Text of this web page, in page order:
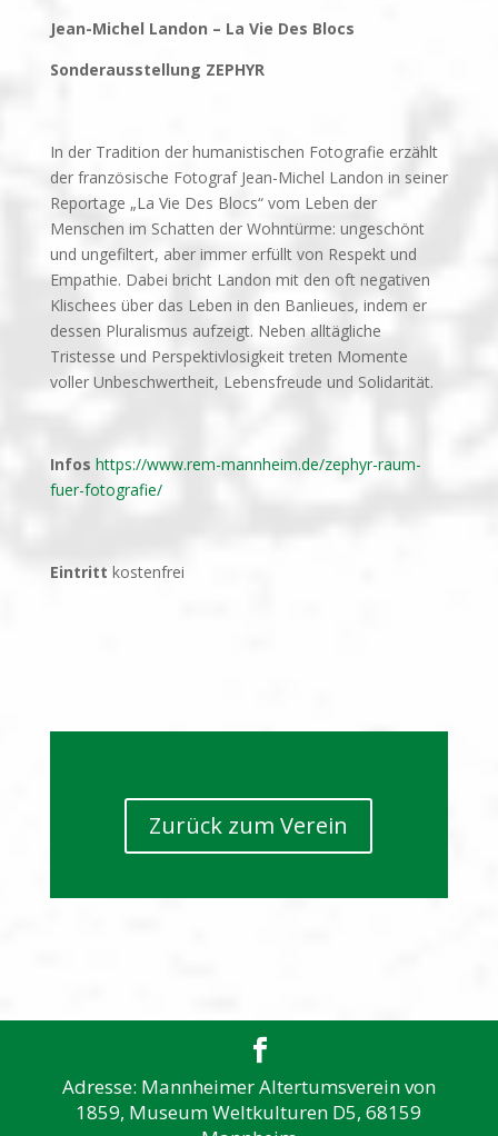
Jean-Michel Landon – La Vie Des Blocs
Sonderausstellung ZEPHYR
In der Tradition der humanistischen Fotografie erzählt
der französische Fotograf Jean-Michel Landon in seiner
Reportage „La Vie Des Blocs“ vom Leben der
Menschen im Schatten der Wohntürme: ungeschönt
und ungefiltert, aber immer erfüllt von Respekt und
Empathie. Dabei bricht Landon mit den oft negativen
Klischees über das Leben in den Banlieues, indem er
dessen Pluralismus aufzeigt. Neben alltägliche
Tristesse und Perspektivlosigkeit treten Momente
voller Unbeschwertheit, Lebensfreude und Solidarität.
Infos https://www.rem-mannheim.de/zephyr-raum-
fuer-fotografie/
Eintritt kostenfrei
Zurück zum Verein
Adresse: Mannheimer Altertumsverein von
1859, Museum Weltkulturen D5, 68159